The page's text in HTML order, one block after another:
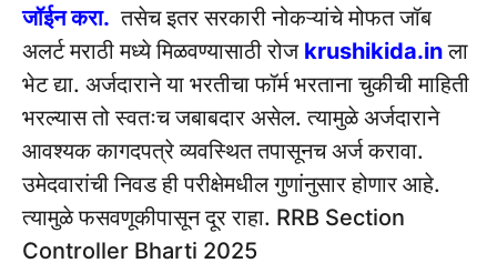
जॉईन करा. तसेच इतर सरकारी नोकऱ्यांचे मोफत जॉब
अलर्ट मराठी मध्ये मिळवण्यासाठी रोज krushikida.inला
भेट द्या. अर्जदाराने या भरतीचा फॉर्म भरताना चुकीची माहिती
भरल्यास तो स्वतःच जबाबदार असेल. त्यामुळे अर्जदाराने
आवश्यक कागदपत्रे व्यवस्थित तपासूनच अर्ज करावा.
उमेदवारांची निवड ही परीक्षेमधील गुणांनुसार होणार आहे.
त्यामुळे फसवणूकीपासून दूर राहा. RRB Section
Controller Bharti 2025